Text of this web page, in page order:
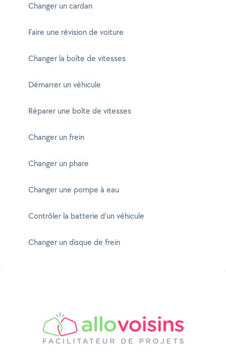
Changer un cardan
Faire une révision de voiture
Changer la boîte de vitesses
Démarrer un véhicule
Réparer une boîte de vitesses
Changer un frein
Changer un phare
Changer une pompe à eau
Contrôler la batterie d'un véhicule
Changer un disque de frein